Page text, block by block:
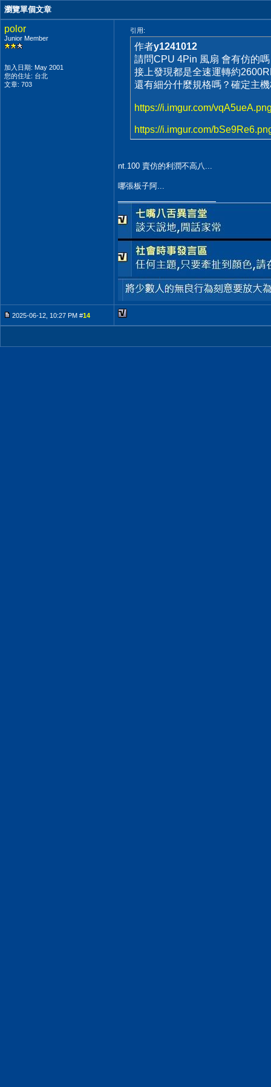
瀏覽單個文章
polor
Junior Member
加入日期: May 2001
您的住址: 台北
文章: 703
引用:
作者y1241012
請問CPU 4Pin 風扇 會有仿的
接上發現都是全速運轉約
還有細分什麼規格嗎？確定主
https://i.imgur.com/
https://i.imgur.com/
nt.100 賣仿的利潤不高八...
哪張板子阿...
2025-06-12, 10:27 PM #14